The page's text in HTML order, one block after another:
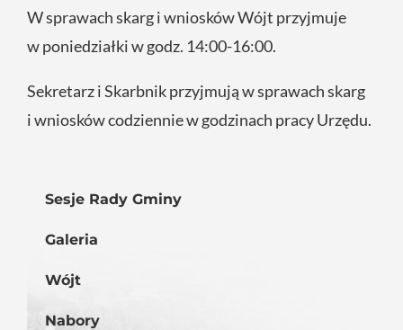
W sprawach skarg i wniosków Wójt przyjmuje
w poniedziałki w godz. 14:00-16:00.
Sekretarz i Skarbnik przyjmują w sprawach skarg
i wniosków codziennie w godzinach pracy Urzędu.
Sesje Rady Gminy
Galeria
Wójt
Nabory